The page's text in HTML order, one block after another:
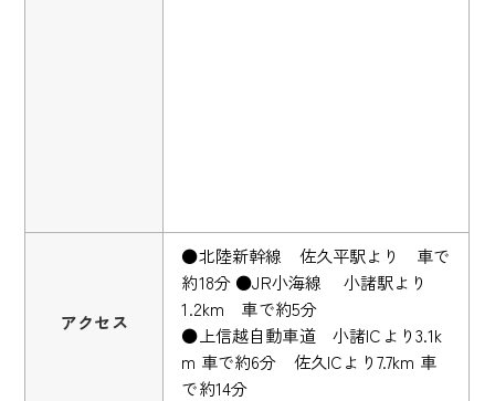
アクセス
●北陸新幹線 佐久平駅より 車で
約18分 ●JR小海線 小諸駅より
1.2km 車で約5分
●上信越自動車道 小諸ICより3.1k
m 車で約6分 佐久ICより7.7km 車
で約14分